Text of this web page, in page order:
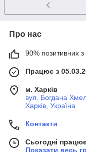
Про нас
90% позитивних з
Працює з
м. Харків
вул. Богдана
Харків, Україна
Контакти
Сьогодні
Показати весь